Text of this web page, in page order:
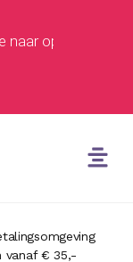
vanaf € 35,-